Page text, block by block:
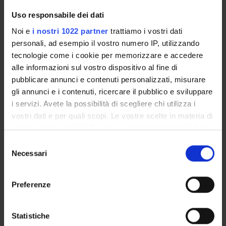
Uso responsabile dei dati
Noi e i nostri 1022 partner trattiamo i vostri dati
personali, ad esempio il vostro numero IP, utilizzando
tecnologie come i cookie per memorizzare e accedere
alle informazioni sul vostro dispositivo al fine di
pubblicare annunci e contenuti personalizzati, misurare
gli annunci e i contenuti, ricercare il pubblico e sviluppare
i servizi. Avete la possibilità di scegliere chi utilizza i
vostri dati e per quali scopi. Le vostre scelte in materia di
privacy sono applicabili solo su questa proprietà digitale
modificare o revocare il proprio consenso in qualsiasi
momento dalla Dichiarazione sui cookie o facendo clic
raccogliere informazioni sulla tua posizione
delNecessari
Preferenze
Statistiche
Funds:assigned and managed by the department
Funds:assigned and managed by the department
Funds:assigned and managed by the department
PROJECT PARTICIPANTS
Alessia Auber
Cristiano Chiamulera
RESEARCH AREAS INVOLVED IN THE PROJECT